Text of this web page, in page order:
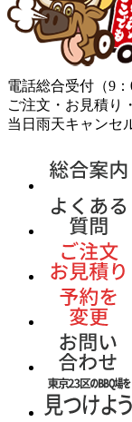
電話総合受付（9：
ご注文・お見積り
当日雨天キャンセ